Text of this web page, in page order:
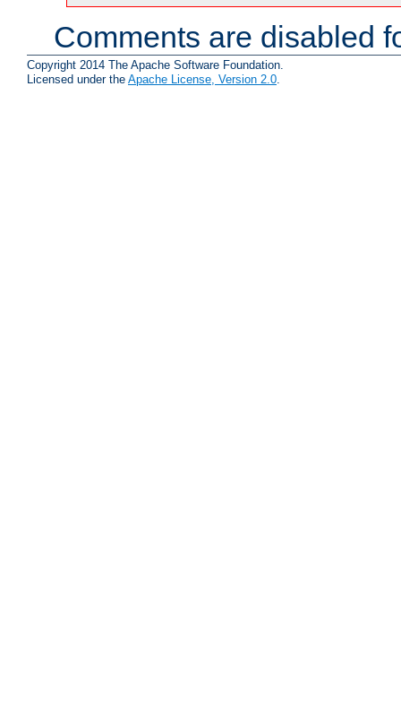
Comments are disabled
Copyright 2014 The Apache Software Foundation.
Licensed under the Apache License, Version 2.0